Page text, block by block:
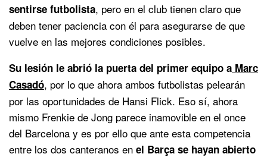
sentirse futbolista, pero en el club tienen claro que
deben tener paciencia con él para asegurarse de que
vuelve en las mejores condiciones posibles.
Su lesión le abrió la puerta del primer equipo a Marc
Casadó, por lo que ahora ambos futbolistas pelearán
por las oportunidades de Hansi Flick. Eso sí, ahora
mismo Frenkie de Jong parece inamovible en el once
del Barcelona y es por ello que ante esta competencia
entre los dos canteranos en el Barça se hayan abierto